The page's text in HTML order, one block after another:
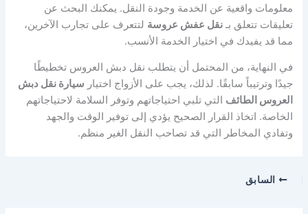
معلومات واقعية عن الخدمة وجودة النقل. يمكنك البحث عن
تعليقات تتعلق بـنقل عفش عروسة لتتعرف على تجارب الآخرين،
مما قد يفيدك في اختيار الخدمة الأنسب.
في النهاية، من المحتمل أن يتطلب نقل دبش العروس تخطيطًا
جيدًا وترتيباً سابقًا. لذلك، يجب على الأزواج اختيار سيارة نقل دبش
العروس الطائف التي تلبي احتياجاتهم وتوفر السلامة لاحتياجاتهم
الخاصة. اتخاذ القرار الصحيح يؤدي إلى توفير الوقت والجهد
وتفادي المخاطر التي قد تصاحب النقل الغير منظم.
السابق